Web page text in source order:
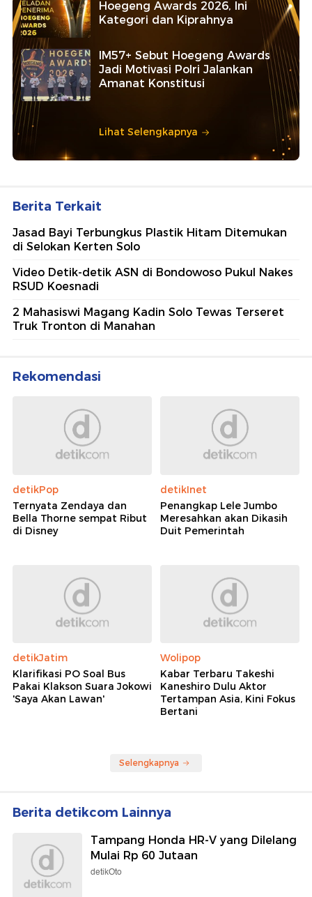
Hoegeng Awards 2026, Ini
Kategori dan Kiprahnya
IM57+ Sebut Hoegeng Awards
Jadi Motivasi Polri Jalankan
Amanat Konstitusi
Lihat Selengkapnya
Berita Terkait
Jasad Bayi Terbungkus Plastik Hitam Ditemukan
di Selokan Kerten Solo
Video Detik-detik ASN di Bondowoso Pukul Nakes
RSUD Koesnadi
2 Mahasiswi Magang Kadin Solo Tewas Terseret
Truk Tronton di Manahan
Rekomendasi
detikPop
Ternyata Zendaya dan
Bella Thorne sempat Ribut
di Disney
detikInet
Penangkap Lele Jumbo
Meresahkan akan Dikasih
Duit Pemerintah
detikJatim
Klarifikasi PO Soal Bus
Pakai Klakson Suara Jokowi
'Saya Akan Lawan'
Wolipop
Kabar Terbaru Takeshi
Kaneshiro Dulu Aktor
Tertampan Asia, Kini Fokus
Bertani
Selengkapnya
Berita detikcom Lainnya
Tampang Honda HR-V yang Dilelang
Mulai Rp 60 Jutaan
detikOto